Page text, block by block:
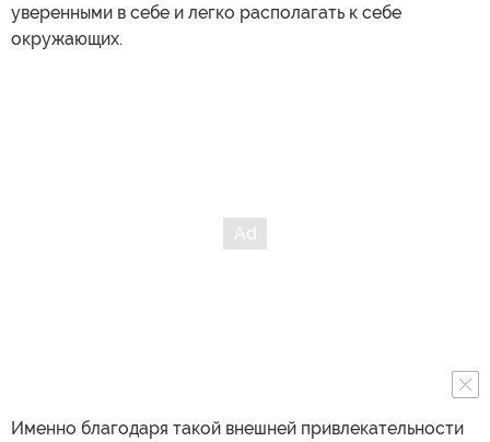
уверенными в себе и легко располагать к себе
окружающих.
Именно благодаря такой внешней привлекательности